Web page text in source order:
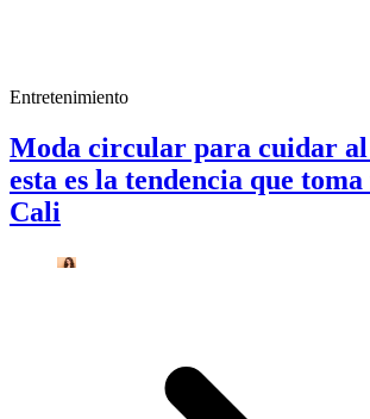
Entretenimiento
Moda circular para cuidar
esta es la tendencia que
Cali